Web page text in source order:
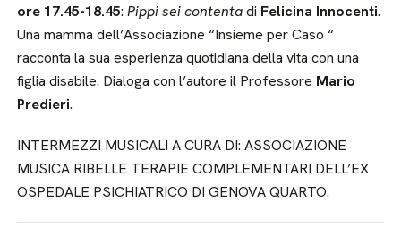
ore 17.45-18.45:Pippi sei contentadi Felicina Innocenti.
Una mamma dell’Associazione “Insieme per Caso “
racconta la sua esperienza quotidiana della vita con una
figlia disabile. Dialoga con l’autore il Professore Mario
Predieri.
INTERMEZZI MUSICALI A CURA DI: ASSOCIAZIONE
MUSICA RIBELLE TERAPIE COMPLEMENTARI DELL’EX
OSPEDALE PSICHIATRICO DI GENOVA QUARTO.